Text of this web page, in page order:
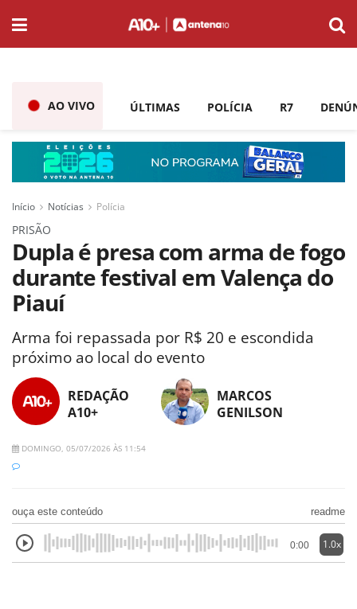
AO VIVO ÚLTIMAS POLÍCIA R7
Início Notícias Polícia
PRISÃO
Dupla é presa com arma de fogo
durante festival em Valença do
Piauí
Arma foi repassada por R$ 20 e escondida
próximo ao local do evento
REDAÇÃO
A10+
MARCOS
GENILSON
DOMINGO, 05/07/2026 ÀS 11:54
ouça este conteúdo readme
0:00 1.0x